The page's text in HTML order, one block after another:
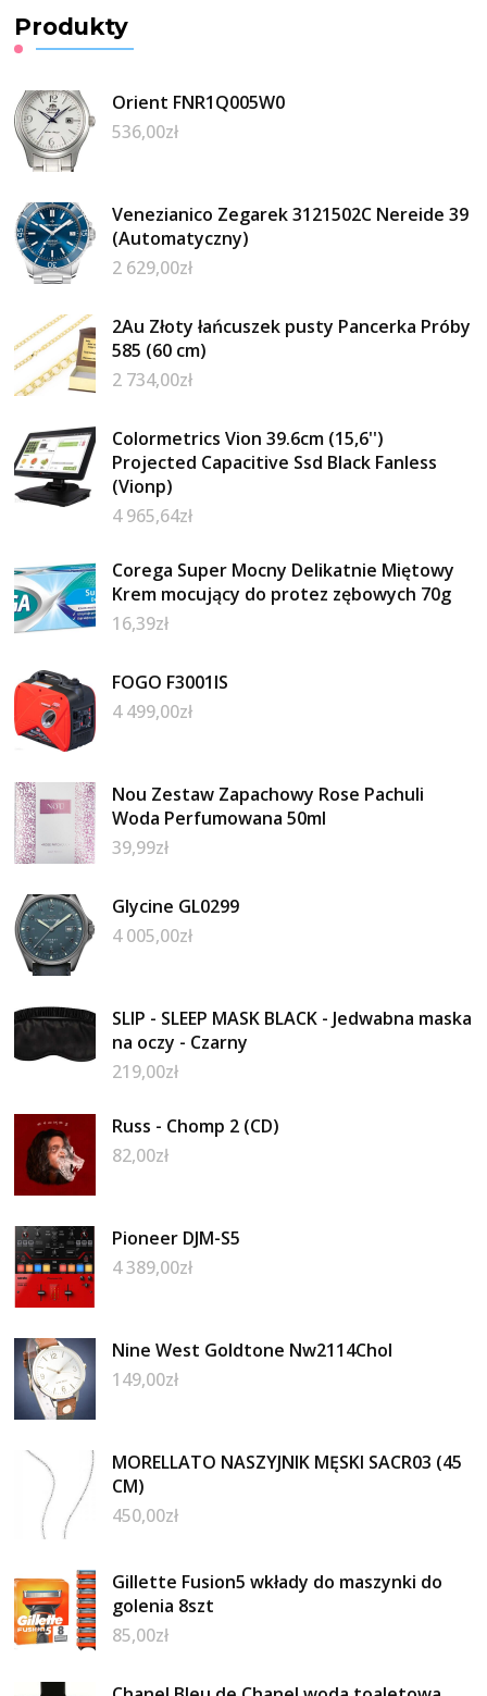
Produkty
Orient FNR1Q005W0
536,00zł
Venezianico Zegarek 3121502C Nereide 39
(Automatyczny)
2 629,00zł
2Au Złoty łańcuszek pusty Pancerka Próby
585 (60 cm)
2 734,00zł
Colormetrics Vion 39.6cm (15,6'')
Projected Capacitive Ssd Black Fanless
(Vionp)
4 965,64zł
Corega Super Mocny Delikatnie Miętowy
Krem mocujący do protez zębowych 70g
16,39zł
FOGO F3001IS
4 499,00zł
Nou Zestaw Zapachowy Rose Pachuli
Woda Perfumowana 50ml
39,99zł
Glycine GL0299
4 005,00zł
SLIP - SLEEP MASK BLACK - Jedwabna maska
na oczy - Czarny
219,00zł
Russ - Chomp 2 (CD)
82,00zł
Pioneer DJM-S5
4 389,00zł
Nine West Goldtone Nw2114Chol
149,00zł
MORELLATO NASZYJNIK MĘSKI SACR03 (45
CM)
450,00zł
Gillette Fusion5 wkłady do maszynki do
golenia 8szt
85,00zł